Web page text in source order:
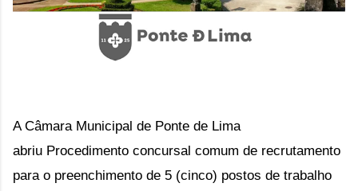
A Câmara Municipal de Ponte de Lima
abriu Procedimento concursal comum de recrutamento
para o preenchimento de 5 (cinco) postos de trabalho